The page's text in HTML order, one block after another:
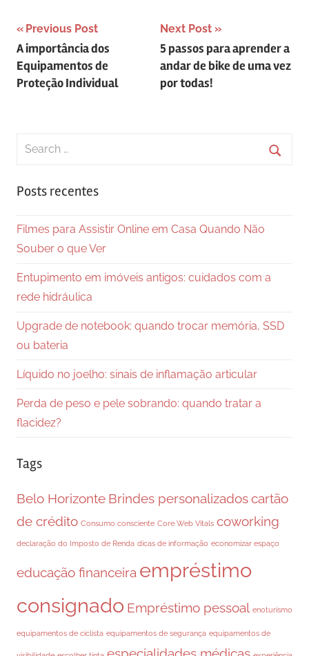
Navegação
de
Post
Previous Post
A importância dos
Equipamentos de
Proteção Individual
Next Post
5 passos para aprender a
andar de bike de uma vez
por todas!
Search
Posts recentes
Filmes para Assistir Online em Casa Quando Não
Souber o que Ver
Entupimento em imóveis antigos: cuidados com a
rede hidráulica
Upgrade de notebook: quando trocar memória, SSD
ou bateria
Líquido no joelho: sinais de inflamação articular
Perda de peso e pele sobrando: quando tratar a
flacidez?
Tags
Belo Horizonte Brindes personalizadoscartão
de crédito Consumo consciente Core Web Vitals coworking
declaração do Imposto de Renda dicas de informação economizar espaço
educação financeira empréstimo
consignado Empréstimo pessoal enoturismo
equipamentos de ciclista equipamentos de segurança equipamentos de